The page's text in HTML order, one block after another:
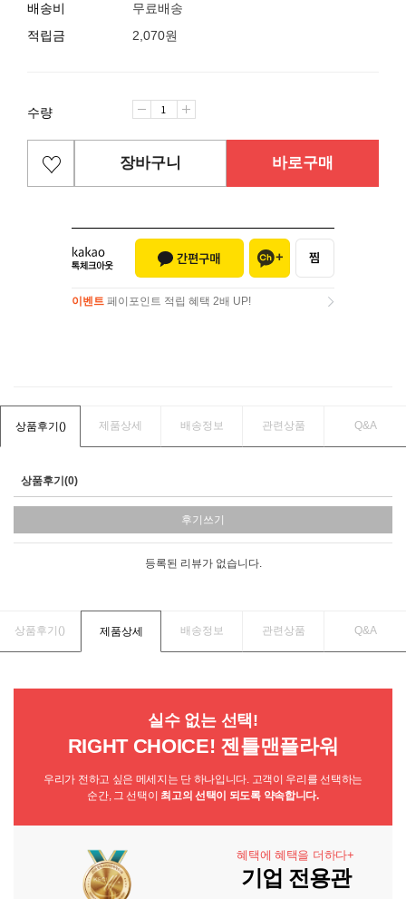
배송비
무료배송
적립금
2,070원
수량
장바구니 바로구매
이벤트 페이포인트 적립 혜택 2배 UP!
상품후기() 제품상세 배송정보 관련상품 Q&A
상품후기(0)
후기쓰기
등록된 리뷰가 없습니다.
상품후기() 제품상세 배송정보 관련상품 Q&A
실수 없는 선택!
RIGHT CHOICE! 젠틀맨플라워
우리가 전하고 싶은 메세지는 단 하나입니다. 고객이 우리를 선택하는
순간, 그 선택이 최고의 선택이 되도록 약속합니다.
혜택에 혜택을 더하다+
기업 전용관